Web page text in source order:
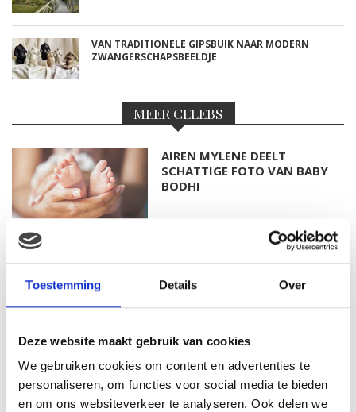
Toestemming Details Over
Deze website maakt gebruik van cookies
We gebruiken cookies om content en advertenties te
personaliseren, om functies voor social media te bieden
en om ons websiteverkeer te analyseren. Ook delen we
VAN TRADITIONELE GIPSBUIK NAAR MODERN
ZWANGERSCHAPSBEELDJE
MEER CELEBS
AIREN MYLENE DEELT
SCHATTIGE FOTO VAN BABY
BODHI
FOTO: SAAR KONINGSBERGER
MET DOCHTERTJE SCOTTIE
KIM KÖTTER DEELT PRACHTIGE
GEZINSFOTO MET HAAR
MANNEN